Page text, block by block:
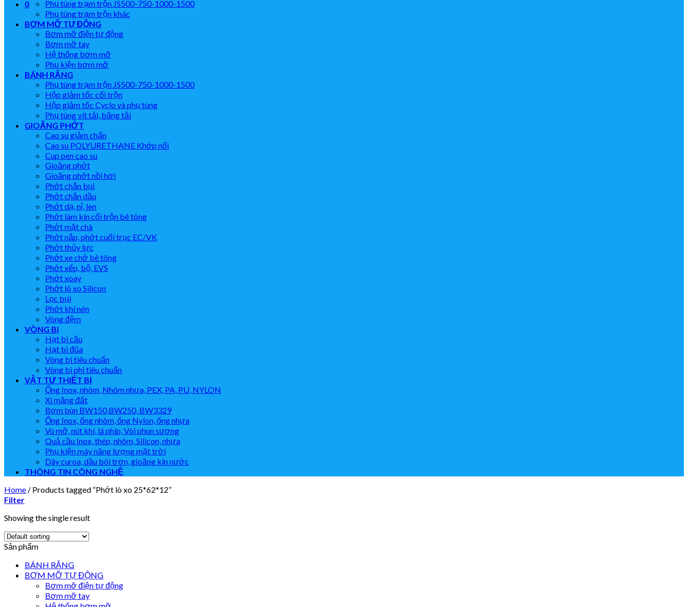
0
Phụ tùng trạm trộn JS500-750-1000-1500
Phụ tùng trạm trộn khác
BƠM MỠ TỰ ĐỘNG
Bơm mỡ điện tự động
Bơm mỡ tay
Hệ thống bơm mỡ
Phụ kiện bơm mỡ
BÁNH RĂNG
Phụ tùng trạm trộn JS500-750-1000-1500
Hộp giảm tốc cối trộn
Hộp giảm tốc Cyclo và phụ tùng
Phụ tùng vít tải, băng tải
GIOĂNG PHỚT
Cao su giảm chấn
Cao su POLYURETHANE Khớp nối
Cup pen cao su
Gioăng phớt
Gioăng phớt nồi hơi
Phớt chắn bụi
Phớt chắn dầu
Phớt dạ, nỉ, len
Phớt làm kín cối trộn bê tông
Phớt mặt chà
Phớt nắp, phớt cuối trục EC/VK
Phớt thủy lực
Phớt xe chở bê tông
Phớt xếp, bộ, EVS
Phớt xoay
Phớt lò xo Silicon
Lọc bụi
Phớt khí nén
Vòng đệm
VÒNG BI
Hạt bi cầu
Hạt bi đũa
Vòng bi tiêu chuẩn
Vòng bi phi tiêu chuẩn
VẬT TƯ THIẾT BỊ
Ống Inox, nhôm, Nhôm nhựa, PEX, PA, PU, NYLON
Xi măng đất
Bơm bùn BW150,BW250, BW3329
Ống Inox, ống nhôm, ống Nylon, ống nhựa
Vú mỡ, nút khí, lá phíp, Vòi phun sương
Quả cầu Inox, thép, nhôm, Silicon, nhựa
Phụ kiện máy năng lượng mặt trời
Dây curoa, dầu bôi trơn, gioăng kín nước
THÔNG TIN CÔNG NGHỆ
Home / Products tagged “Phớt lò xo 25*62*12”
Filter
Showing the single result
Sản phẩm
BÁNH RĂNG
BƠM MỠ TỰ ĐỘNG
Bơm mỡ điện tự động
Bơm mỡ tay